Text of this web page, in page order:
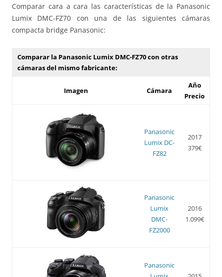
Comparar cara a cara las características de la Panasonic
Lumix DMC-FZ70 con una de las siguientes cámaras
compacta bridge Panasonic:
Comparar la Panasonic Lumix DMC-FZ70 con otras
cámaras del mismo fabricante:
Imagen Cámara
Año
Precio
Panasonic
Lumix DC-
FZ82
2017
379€
Panasonic
Lumix
DMC-
FZ2000
2016
1.099€
Panasonic